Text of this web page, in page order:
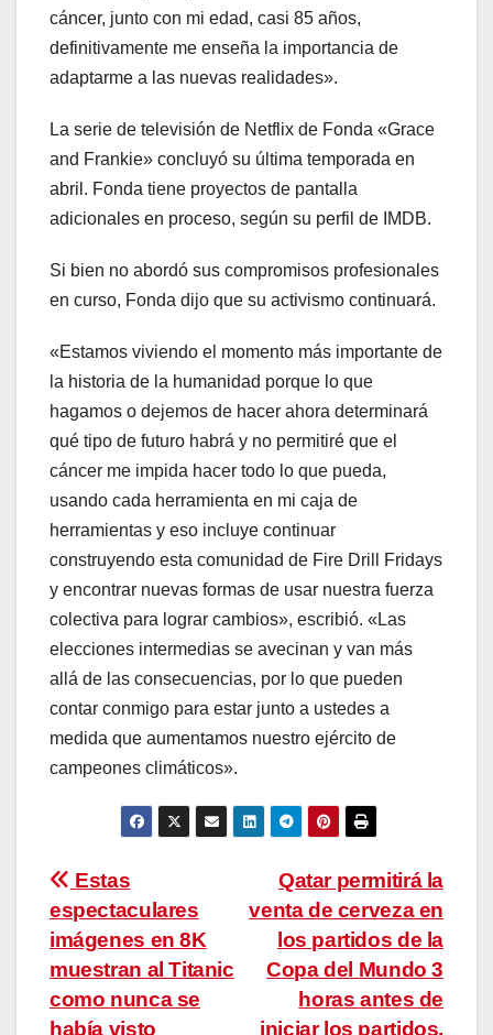
cáncer, junto con mi edad, casi 85 años,
definitivamente me enseña la importancia de
adaptarme a las nuevas realidades».
La serie de televisión de Netflix de Fonda «Grace
and Frankie» concluyó su última temporada en
abril. Fonda tiene proyectos de pantalla
adicionales en proceso, según su perfil de IMDB.
Si bien no abordó sus compromisos profesionales
en curso, Fonda dijo que su activismo continuará.
«Estamos viviendo el momento más importante de
la historia de la humanidad porque lo que
hagamos o dejemos de hacer ahora determinará
qué tipo de futuro habrá y no permitiré que el
cáncer me impida hacer todo lo que pueda,
usando cada herramienta en mi caja de
herramientas y eso incluye continuar
construyendo esta comunidad de Fire Drill Fridays
y encontrar nuevas formas de usar nuestra fuerza
colectiva para lograr cambios», escribió. «Las
elecciones intermedias se avecinan y van más
allá de las consecuencias, por lo que pueden
contar conmigo para estar junto a ustedes a
medida que aumentamos nuestro ejército de
campeones climáticos».
Navegación
de
entradas
Qatar permitirá la
venta de cerveza en
los partidos de la
Copa del Mundo 3
horas antes de
iniciar los partidos,
Estas
espectaculares
imágenes en 8K
muestran al Titanic
como nunca se
había visto